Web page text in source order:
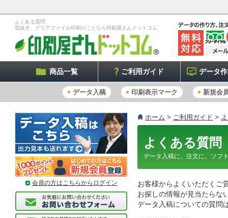
よくある質問
型抜き、クリアファイル印刷のことなら印刷屋さんドットコム
商品一覧 ご利用ガイド データ
データ入稿 印刷表示マーク 新規会
ホーム > ご利用ガイド >
よくある質問
データ入稿に、注文に、ソフ
お客様からよくいただくご
お探しの情報が見当たらな
データ入稿についての質問
会員の方はこちらからログイン